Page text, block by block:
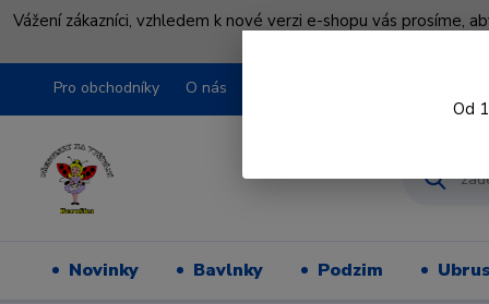
Vážení zákazníci, vzhledem k nové verzi e-shopu vás prosíme,
Pro obchodníky O nás
Novinky Bavlnky Podzim
Od